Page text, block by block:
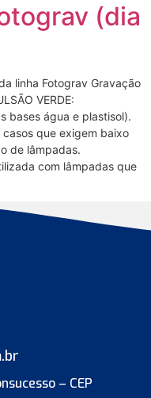
(dia
linha Fotograv Gravação
VERDE:
bases água e plastisol).
casos que exigem baixo
de lâmpadas.
com lâmpadas que
– CEP